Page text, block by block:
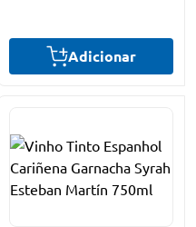
Adicionar